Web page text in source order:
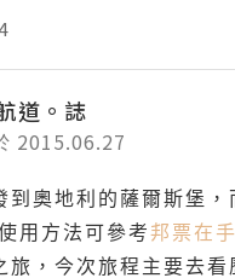
道。誌
2015.06.27
到奧地利的薩爾斯堡
用方法可參考邦票在
旅，今次旅程主要去